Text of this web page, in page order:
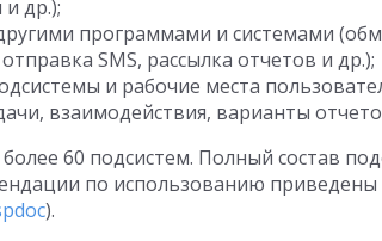
др.);
программами и системами
SMS, рассылка отчетов и др.);
и рабочие места
взаимодействия, варианты
60 подсистем. Полный состав
по использованию
).